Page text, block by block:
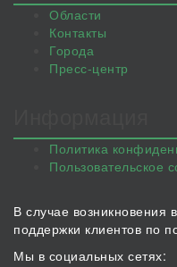
Области
Контакты
Города
Пресс-центр
Политика
Пользовательское
В случае возникновения
поддержки клиентов по
Мы в социальных сетях: